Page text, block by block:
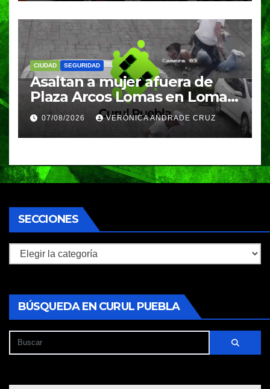
CIUDAD SEGURIDAD
Asaltan a mujer afuera de
Plaza Arcos Lomas en Lomas
de Angelópolis; delincuentes
huyeron en auto
07/08/2026 VERÓNICA ANDRADE CRUZ
SECCIONES
Secciones
BÚSQUEDA EN CURUL PUEBLA